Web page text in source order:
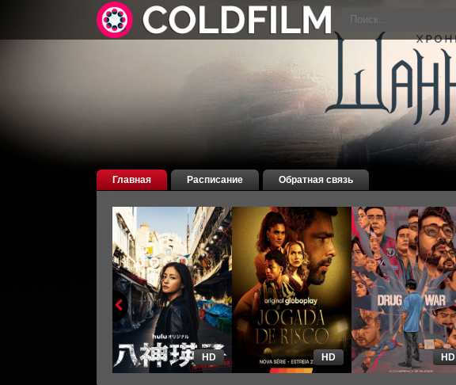
Главная Расписание Обратная связь
HD HD HD